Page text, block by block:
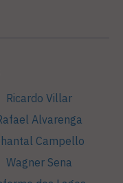
Ricardo Villar
Alvarenga
Campello
Wagner Sena